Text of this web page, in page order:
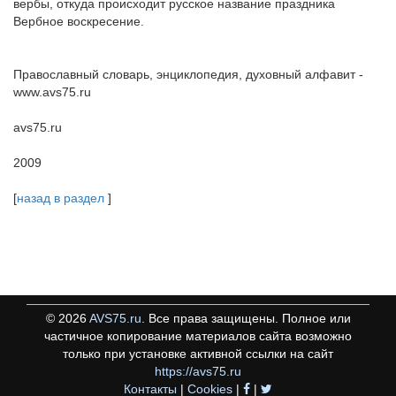
вербы, откуда происходит русское название праздника
Вербное воскресение.
Православный словарь, энциклопедия, духовный алфавит -
www.avs75.ru
avs75.ru
2009
[назад в раздел ]
© 2026 AVS75.ru . Все права защищены. Полное или
частичное копирование материалов сайта возможно
только при установке активной ссылки на сайт
https://avs75.ru
Контакты | Cookies | |